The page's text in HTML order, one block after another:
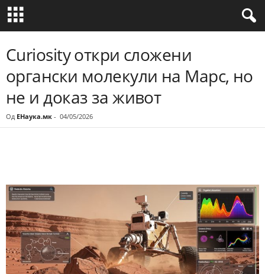
Curiosity откри сложени
органски молекули на Марс, но
не и доказ за живот
Од ЕНаука.мк - 04/05/2026